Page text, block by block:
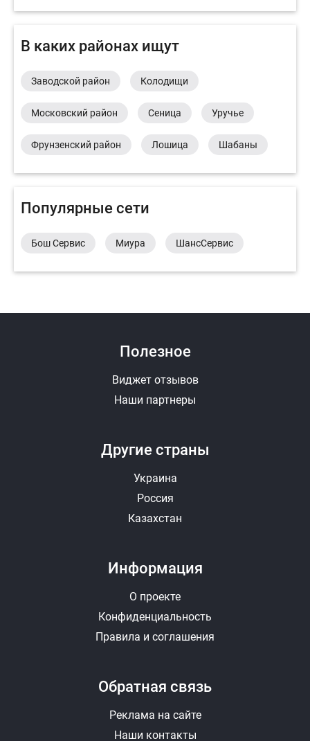
В каких районах ищут
Заводской район Колодищи
Московский район Сеница Уручье
Фрунзенский район Лошица Шабаны
Популярные сети
Бош Сервис Миура ШансСервис
Другие страны
Украина
Россия
Казахстан
Полезное
Виджет отзывов
Наши партнеры
Информация
О проекте
Конфиденциальность
Правила и соглашения
Обратная связь
Реклама на сайте
Наши контакты